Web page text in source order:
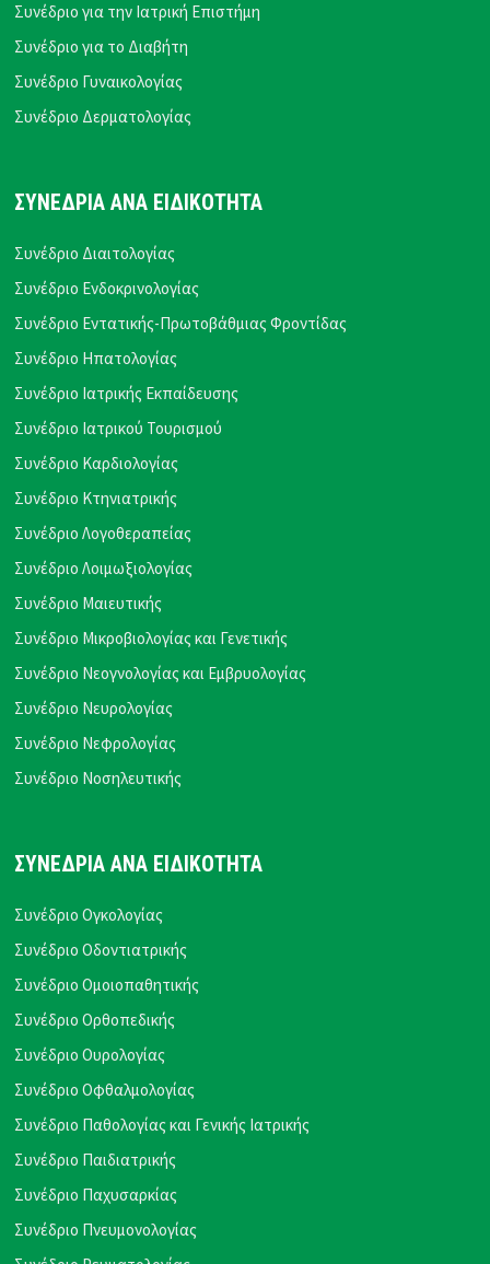
Συνέδριο για την Ιατρική Επιστήμη
Συνέδριο για το Διαβήτη
Συνέδριο Γυναικολογίας
Συνέδριο Δερματολογίας
ΣΥΝΕΔΡΙΑ ΑΝΑ ΕΙΔΙΚΟΤΗΤΑ
Συνέδριο Διαιτολογίας
Συνέδριο Ενδοκρινολογίας
Συνέδριο Εντατικής-Πρωτοβάθμιας Φροντίδας
Συνέδριο Ηπατολογίας
Συνέδριο Ιατρικής Εκπαίδευσης
Συνέδριο Ιατρικού Τουρισμού
Συνέδριο Καρδιολογίας
Συνέδριο Κτηνιατρικής
Συνέδριο Λογοθεραπείας
Συνέδριο Λοιμωξιολογίας
Συνέδριο Μαιευτικής
Συνέδριο Μικροβιολογίας και Γενετικής
Συνέδριο Νεογνολογίας και Εμβρυολογίας
Συνέδριο Νευρολογίας
Συνέδριο Νεφρολογίας
Συνέδριο Νοσηλευτικής
ΣΥΝΕΔΡΙΑ ΑΝΑ ΕΙΔΙΚΟΤΗΤΑ
Συνέδριο Ογκολογίας
Συνέδριο Οδοντιατρικής
Συνέδριο Ομοιοπαθητικής
Συνέδριο Ορθοπεδικής
Συνέδριο Ουρολογίας
Συνέδριο Οφθαλμολογίας
Συνέδριο Παθολογίας και Γενικής Ιατρικής
Συνέδριο Παιδιατρικής
Συνέδριο Παχυσαρκίας
Συνέδριο Πνευμονολογίας